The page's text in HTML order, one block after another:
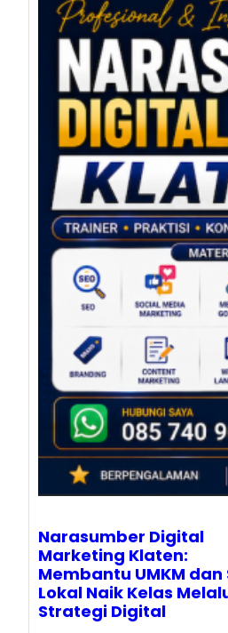
Narasumber Digital
Marketing Klaten:
Membantu UMKM dan
Lokal Naik Kelas
Strategi Digital